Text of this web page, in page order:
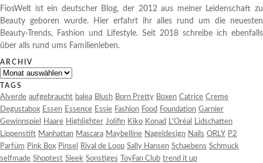
FiosWelt ist ein deutscher Blog, der 2012 aus meiner Leidenschaft zu
Beauty geboren wurde. Hier erfahrt ihr alles rund um die neuesten
Beauty-Trends, Fashion und Lifestyle. Seit 2018 schreibe ich ebenfalls
über alls rund ums Familienleben.
ARCHIV
Archiv
TAGS
Alverde aufgebraucht balea Blush Born Pretty Boxen Catrice Creme
Degustabox Essen Essence Essie Fashion Food Foundation Garnier
Gewinnspiel
Haare Highlighter Jolifin Kiko Konad L'Oréal
Lidschatten
Lippenstift Manhattan Mascara Maybelline Nageldesign Nails ORLY P2
Parfüm Pink Box Pinsel Rival de Loop Sally Hansen Schaebens Schmuck
selfmade Shoptest Sleek Sonstiges ToyFan Club trend it up